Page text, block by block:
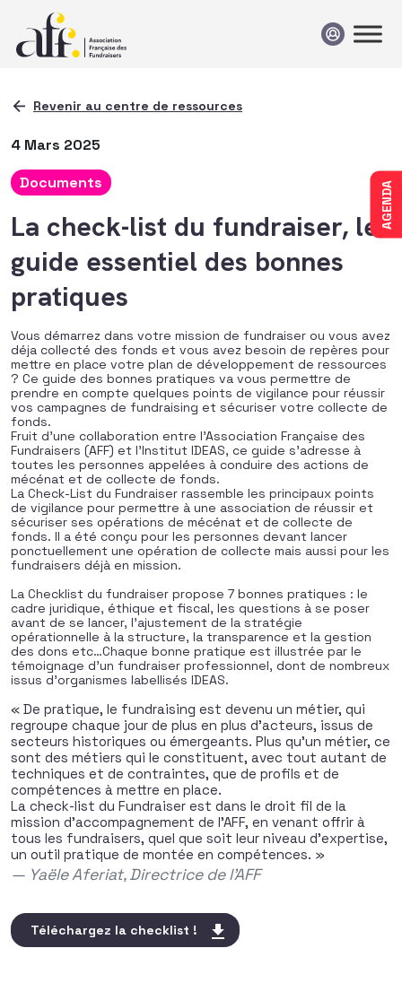
AGENDA
Revenir au centre de ressources
4 Mars 2025
Documents
La check-list du fundraiser, le
guide essentiel des bonnes
pratiques
Vous démarrez dans votre mission de fundraiser ou vous avez
déja collecté des fonds et vous avez besoin de repères pour
mettre en place votre plan de développement de ressources
? Ce guide des bonnes pratiques va vous permettre de
prendre en compte quelques points de vigilance pour réussir
vos campagnes de fundraising et sécuriser votre collecte de
fonds.
Fruit d’une collaboration entre l’Association Française des
Fundraisers (AFF) et l’Institut IDEAS, ce guide s’adresse à
toutes les personnes appelées à conduire des actions de
mécénat et de collecte de fonds.
La Check-List du Fundraiser rassemble les principaux points
de vigilance pour permettre à une association de réussir et
sécuriser ses opérations de mécénat et de collecte de
fonds. Il a été conçu pour les personnes devant lancer
ponctuellement une opération de collecte mais aussi pour les
fundraisers déjà en mission.
La Checklist du fundraiser propose 7 bonnes pratiques : le
cadre juridique, éthique et fiscal, les questions à se poser
avant de se lancer, l’ajustement de la stratégie
opérationnelle à la structure, la transparence et la gestion
des dons etc…Chaque bonne pratique est illustrée par le
témoignage d’un fundraiser professionnel, dont de nombreux
issus d’organismes labellisés IDEAS.
« De pratique, le fundraising est devenu un métier, qui
regroupe chaque jour de plus en plus d’acteurs, issus de
secteurs historiques ou émergeants. Plus qu’un métier, ce
sont des métiers qui le constituent, avec tout autant de
techniques et de contraintes, que de profils et de
compétences à mettre en place.
La check-list du Fundraiser est dans le droit fil de la
mission d’accompagnement de l’AFF, en venant offrir à
tous les fundraisers, quel que soit leur niveau d’expertise,
un outil pratique de montée en compétences. »
Yaële Aferiat, Directrice de l’AFF
Téléchargez la checklist !